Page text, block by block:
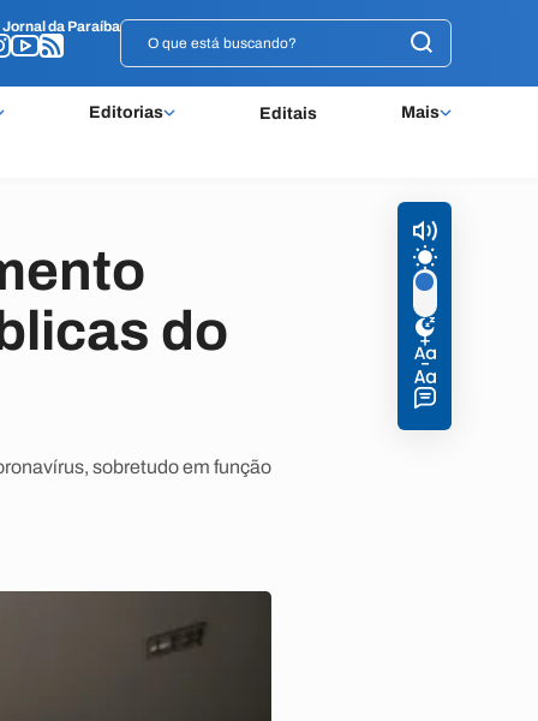
Jornal da Paraíba
Editorias Editais Mais
Jornal da Paraíba
do
sobretudo em função